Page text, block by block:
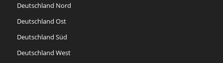
Deutschland Nord
Deutschland Ost
Deutschland Süd
Deutschland West